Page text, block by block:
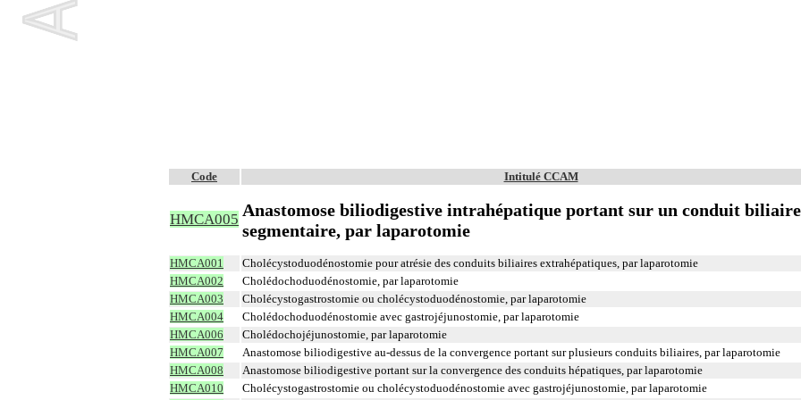
Code Intitulé CCAM
HMCA005 Anastomose biliodigestive intrahépatique portant sur un conduit biliaire
segmentaire, par laparotomie
HMCA001
Cholécystoduodénostomie pour atrésie des conduits biliaires extrahépatiques, par laparotomie
HMCA002
Cholédochoduodénostomie, par laparotomie
HMCA003
Cholécystogastrostomie ou cholécystoduodénostomie, par laparotomie
HMCA004
Cholédochoduodénostomie avec gastrojéjunostomie, par laparotomie
HMCA006
Cholédochojéjunostomie, par laparotomie
HMCA007
Anastomose biliodigestive au-dessus de la convergence portant sur plusieurs conduits biliaires, par laparotomie
HMCA008
Anastomose biliodigestive portant sur la convergence des conduits hépatiques, par laparotomie
HMCA010
Cholécystogastrostomie ou cholécystoduodénostomie avec gastrojéjunostomie, par laparotomie